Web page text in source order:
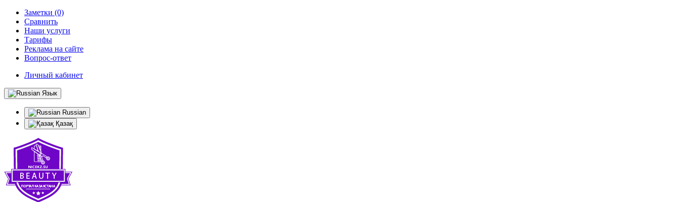
Заметки (0)
Сравнить
Наши услуги
Тарифы
Реклама на сайте
Вопрос-ответ
Личный кабинет
Язык
Russian
Қазақ